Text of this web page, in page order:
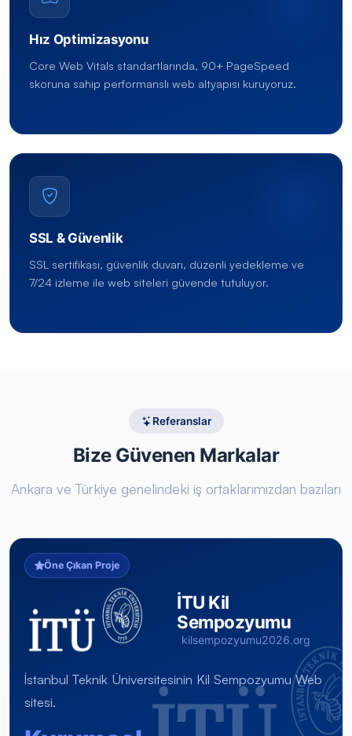
Hız Optimizasyonu
Core Web Vitals standartlarında, 90+ PageSpeed
skoruna sahip performanslı web altyapısı kuruyoruz.
SSL & Güvenlik
SSL sertifikası, güvenlik duvarı, düzenli yedekleme ve
7/24 izleme ile web siteleri güvende tutuluyor.
Referanslar
Bize Güvenen Markalar
Ankara ve Türkiye genelindeki iş ortaklarımızdan bazıları
Öne Çıkan Proje
İTU Kil
Sempozyumu
kilsempozyumu2026.org
İstanbul Teknik Üniversitesinin Kil Sempozyumu Web
sitesi.